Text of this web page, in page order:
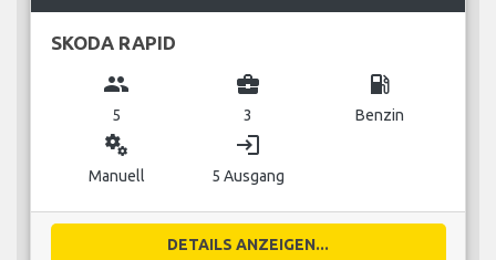
SKODA RAPID
group
5
business_center
3
local_gas_station
Benzin
miscellaneous_services
Manuell
login
5 Ausgang
DETAILS ANZEIGEN...